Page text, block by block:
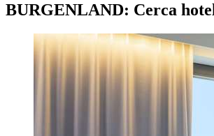
BURGENLAND: Cerca hotel